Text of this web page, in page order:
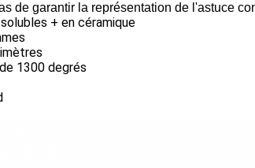
de garantir la représentation de l'astuce
+ en céramique
1300 degrés